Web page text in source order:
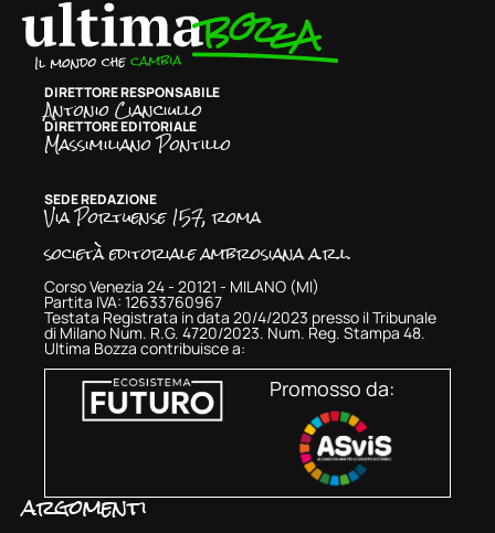
DIRETTORE RESPONSABILE
Antonio Cianciullo
DIRETTORE EDITORIALE
Massimiliano Pontillo
SEDE REDAZIONE
Via Portuense 157, roma
società editoriale ambrosiana a.r.l.
Corso Venezia 24 - 20121 - MILANO (MI)
Partita IVA: 12633760967
Testata Registrata in data 20/4/2023 presso il Tribunale
di Milano Num. R.G. 4720/2023. Num. Reg. Stampa 48.
Ultima Bozza contribuisce a:
Promosso da:
argomenti